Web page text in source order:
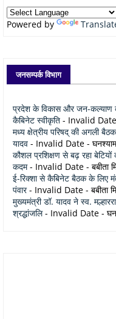
Powered by
जनसम्पर्क विभाग
प्रदेश के विकास और जन-कल्याण
कैबिनेट स्वीकृति - Invalid Date
मध्य क्षेत्रीय परिषद् की अगली
यादव - Invalid Date -
कौशल प्रशिक्षण से बढ़ रहा
कदम- Invalid Date - बबीता
ई-रिक्शा से कैबिनेट बैठक के लिए
पंवार- Invalid Date - बबीता
मुख्यमंत्री डॉ. यादव ने स्व.
श्रद्धांजलि- Invalid Date -